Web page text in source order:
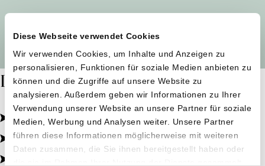
Diese Webseite verwendet Cookies
Wir verwenden Cookies, um Inhalte und Anzeigen zu
personalisieren, Funktionen für soziale Medien anbieten zu
können und die Zugriffe auf unsere Website zu
analysieren. Außerdem geben wir Informationen zu Ihrer
Verwendung unserer Website an unsere Partner für soziale
Medien, Werbung und Analysen weiter. Unsere Partner
führen diese Informationen möglicherweise mit weiteren
Daten zusammen, die Sie ihnen bereitgestellt haben oder
Dafür stehen wir
Pestizidfrei angebaut, schonend verarbeitet.
Natürliche Zutaten, echter Geschmack.
Von kleinen Höfen, direkt zu dir.